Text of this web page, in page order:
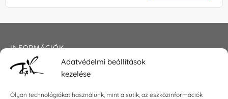
Adatvédelmi beállítások
kezelése
Olyan technológiákat használunk, mint a sütik, az eszközinformációk
INFORMÁCIÓK
Általános szerződési feltételek
Impresszum